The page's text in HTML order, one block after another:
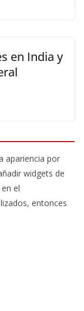
en India y
apariencia por
widgets de
el
entonces